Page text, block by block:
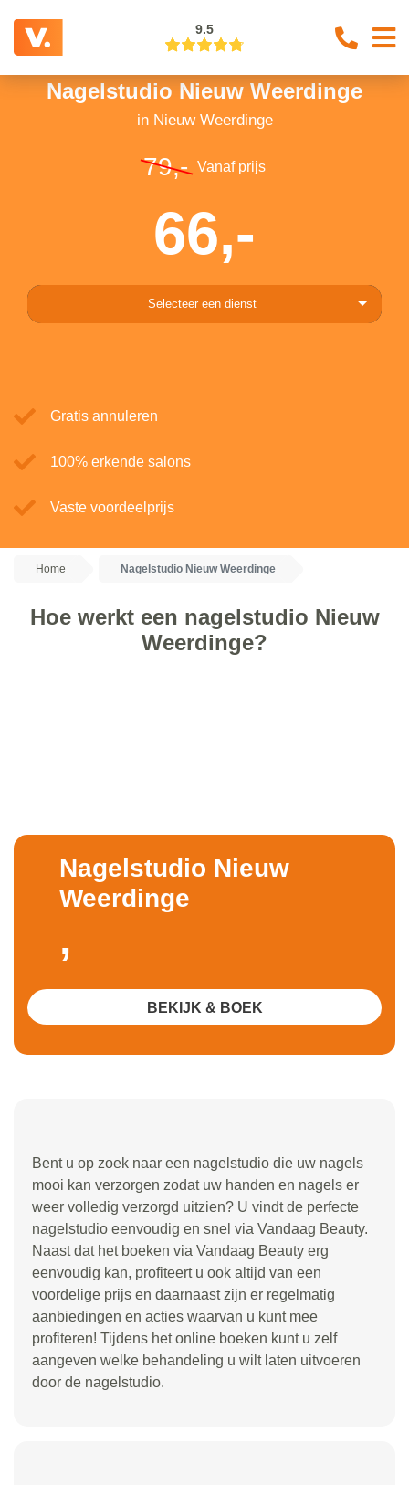
9.5
Nagelstudio Nieuw Weerdinge
in Nieuw Weerdinge
79,- Vanaf prijs
66,-
Selecteer een dienst
Gratis annuleren
100% erkende salons
Vaste voordeelprijs
Home Nagelstudio Nieuw Weerdinge
Hoe werkt een nagelstudio Nieuw
Weerdinge?
Bent u op zoek naar een nagelstudio die uw nagels
mooi kan verzorgen zodat uw handen en nagels er
weer volledig verzorgd uitzien? U vindt de perfecte
nagelstudio eenvoudig en snel via Vandaag Beauty.
Naast dat het boeken via Vandaag Beauty erg
eenvoudig kan, profiteert u ook altijd van een
voordelige prijs en daarnaast zijn er regelmatig
aanbiedingen en acties waarvan u kunt mee
profiteren! Tijdens het online boeken kunt u zelf
aangeven welke behandeling u wilt laten uitvoeren
door de nagelstudio.
Nagelstudio Nieuw
Weerdinge
,
BEKIJK & BOEK